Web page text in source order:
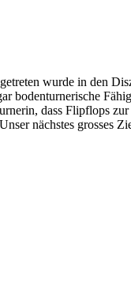
wurde in den
bodenturnerische
dass Flipflops
nächstes grosses